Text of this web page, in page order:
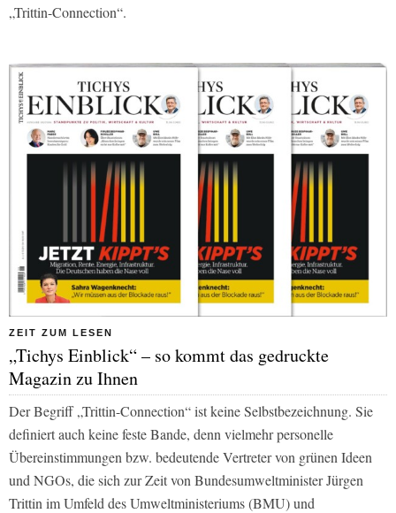
„Trittin-Connection“.
ZEIT ZUM LESEN
„Tichys Einblick“ – so kommt das gedruckte
Magazin zu Ihnen
Der Begriff „Trittin-Connection“ ist keine Selbstbezeichnung. Sie
definiert auch keine feste Bande, denn vielmehr personelle
Übereinstimmungen bzw. bedeutende Vertreter von grünen Ideen
und NGOs, die sich zur Zeit von Bundesumweltminister Jürgen
Trittin im Umfeld des Umweltministeriums (BMU) und